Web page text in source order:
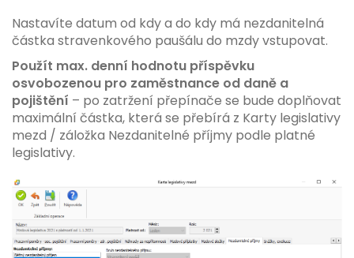
Nastavíte datum od kdy a do kdy má nezdanitelná
částka stravenkového paušálu do mzdy vstupovat.
Použít max. denní hodnotu příspěvku
osvobozenou pro zaměstnance od daně a
pojištění – po zatržení přepínače se bude doplňovat
maximální částka, která se přebírá z Karty legislativy
mezd / záložka Nezdanitelné příjmy podle platné
legislativy.